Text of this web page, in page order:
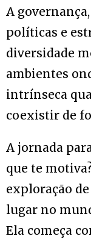
A
políticas e
diversidade
ambientes
intrínseca
coexistir de
A jornada
que te
exploração
lugar no
Ela começa